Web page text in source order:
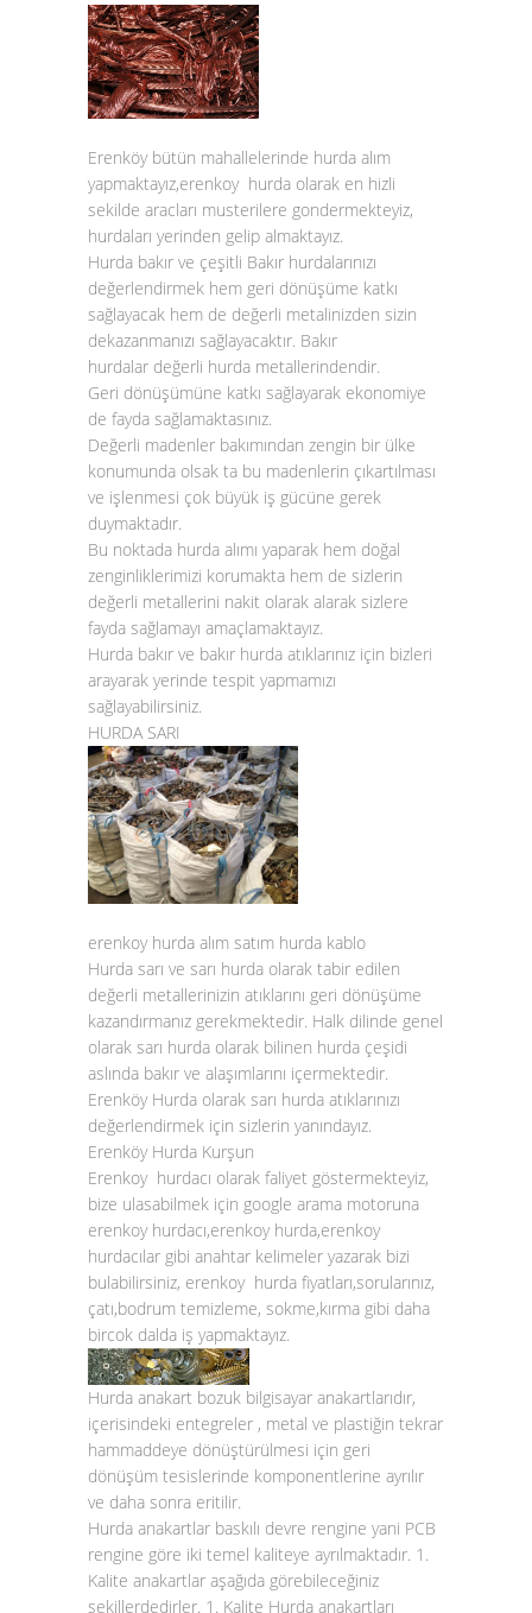
Erenköy bütün mahallelerinde hurda alım
yapmaktayız,erenkoy hurda olarak en hizli
sekilde aracları musterilere gondermekteyiz,
hurdaları yerinden gelip almaktayız.
Hurda bakır ve çeşitli Bakır hurdalarınızı
değerlendirmek hem geri dönüşüme katkı
sağlayacak hem de değerli metalinizden sizin
dekazanmanızı sağlayacaktır. Bakır
hurdalar değerli hurda metallerindendir.
Geri dönüşümüne katkı sağlayarak ekonomiye
de fayda sağlamaktasınız.
Değerli madenler bakımından zengin bir ülke
konumunda olsak ta bu madenlerin çıkartılması
ve işlenmesi çok büyük iş gücüne gerek
duymaktadır.
Bu noktada hurda alımı yaparak hem doğal
zenginliklerimizi korumakta hem de sizlerin
değerli metallerini nakit olarak alarak sizlere
fayda sağlamayı amaçlamaktayız.
Hurda bakır ve bakır hurda atıklarınız için bizleri
arayarak yerinde tespit yapmamızı
sağlayabilirsiniz.
HURDA SARI
erenkoy hurda alım satım hurda kablo
Hurda sarı ve sarı hurda olarak tabir edilen
değerli metallerinizin atıklarını geri dönüşüme
kazandırmanız gerekmektedir. Halk dilinde genel
olarak sarı hurda olarak bilinen hurda çeşidi
aslında bakır ve alaşımlarını içermektedir.
ErenköyHurda olarak sarı hurda atıklarınızı
değerlendirmek için sizlerin yanındayız.
Erenköy Hurda Kurşun
Erenkoy hurdacı olarak faliyet göstermekteyiz,
bize ulasabilmek için google arama motoruna
erenkoy hurdacı,erenkoy hurda,erenkoy
hurdacılar gibi anahtar kelimeler yazarak bizi
bulabilirsiniz, erenkoy hurda fiyatları,sorularınız,
çatı,bodrum temizleme, sokme,kırma gibi daha
bircok dalda iş yapmaktayız.
Hurda anakart bozuk bilgisayar anakartlarıdır,
içerisindeki entegreler , metal ve plastiğin tekrar
hammaddeye dönüştürülmesi için geri
dönüşüm tesislerinde komponentlerine ayrılır
ve daha sonra eritilir.
Hurda anakartlar baskılı devre rengine yani PCB
rengine göre iki temel kaliteye ayrılmaktadır. 1.
Kalite anakartlar aşağıda görebileceğiniz
şekillerdedirler. 1. Kalite Hurda anakartları